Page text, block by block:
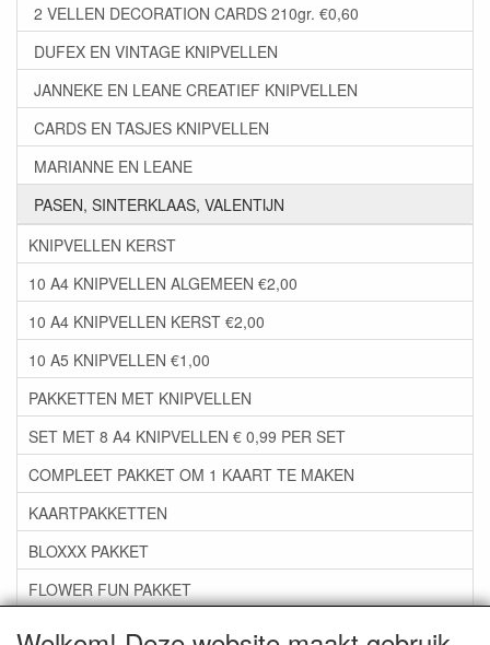
2 VELLEN DECORATION CARDS 210gr. €0,60
DUFEX EN VINTAGE KNIPVELLEN
JANNEKE EN LEANE CREATIEF KNIPVELLEN
CARDS EN TASJES KNIPVELLEN
MARIANNE EN LEANE
PASEN, SINTERKLAAS, VALENTIJN
KNIPVELLEN KERST
10 A4 KNIPVELLEN ALGEMEEN €2,00
10 A4 KNIPVELLEN KERST €2,00
10 A5 KNIPVELLEN €1,00
PAKKETTEN MET KNIPVELLEN
SET MET 8 A4 KNIPVELLEN € 0,99 PER SET
COMPLEET PAKKET OM 1 KAART TE MAKEN
KAARTPAKKETTEN
BLOXXX PAKKET
FLOWER FUN PAKKET
***GROEP 06*** TAPE/LIJM SNIJMALLEN STEMPELS